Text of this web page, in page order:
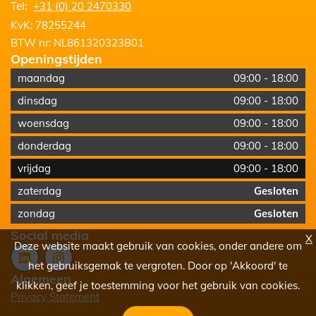
Tel: +31 (0) 20 2470330
KvK: 78255244
BTW nr: NL861320323B01
Openingstijden
maandag 09:00 - 18:00
dinsdag
09:00 - 18:00
woensdag
09:00 - 18:00
donderdag
09:00 - 18:00
vrijdag
09:00 - 18:00
zaterdag
Gesloten
zondag
Gesloten
Social media
Algemeen
Privacy Statement
Deze website maakt gebruik van cookies, onder andere om
het gebruiksgemak te vergroten. Door op 'Akkoord' te
klikken, geef je toestemming voor het gebruik van cookies.
X